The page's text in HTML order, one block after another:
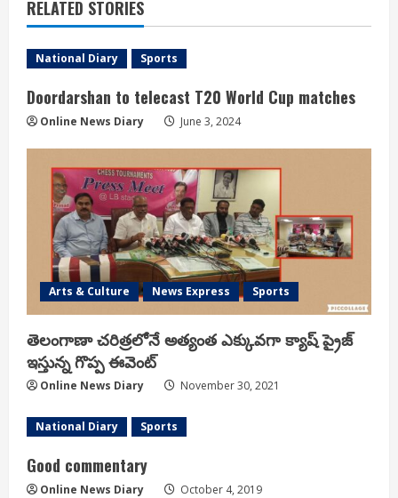
RELATED STORIES
National Diary Sports
Doordarshan to telecast T20 World Cup matches
Online News Diary June 3, 2024
Arts & Culture News Express Sports
తెలంగాణా చరిత్రలోనే అత్యంత ఎక్కువగా క్యాష్ ప్రైజ్
ఇస్తున్న గొప్ప ఈవెంట్
Online News Diary November 30, 2021
National Diary Sports
Good commentary
Online News Diary October 4, 2019